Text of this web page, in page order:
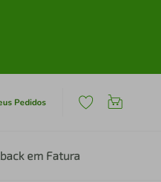
Pedidos
em Fatura